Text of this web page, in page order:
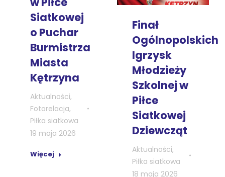
Siatkowej
o Puchar
Burmistrza
Miasta
Kętrzyna
Aktualności,
Fotorelacja,
Piłka siatkowa
19 maja 2026
Więcej
Finał
Ogólnopolskich
Igrzysk
Młodzieży
Szkolnej w
Piłce
Siatkowej
Dziewcząt
Aktualności,
Piłka siatkowa
18 maja 2026